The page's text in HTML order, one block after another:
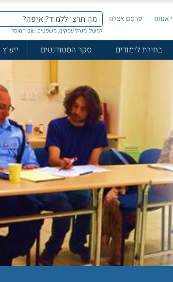
אנחנו פרסם אצלנו
למשל: מנהל עסקים, משפטים, שם המוסד
בחירת לימודים סקר הסטודנטים